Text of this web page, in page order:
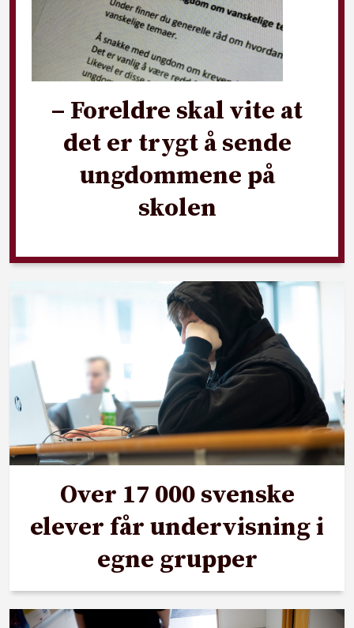
– Foreldre skal vite at
det er trygt å sende
ungdommene på
skolen
Over 17 000 svenske
elever får undervisning i
egne grupper